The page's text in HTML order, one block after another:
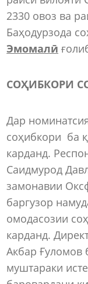
2330 овоз ва
Баҳодурзода
Эмомалӣ
СОҲИБКОРИ
Дар
соҳибкори ба
карданд.
Саидмурод
замонавии
баргузор
омодасозии
карданд.
Акбар Ғуломов
муштараки